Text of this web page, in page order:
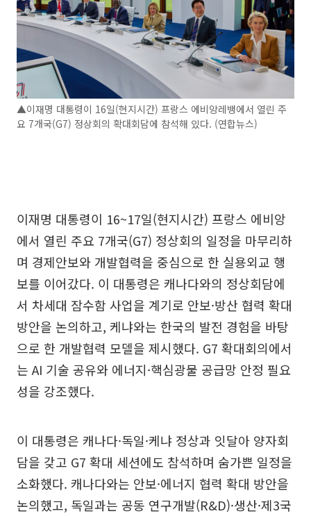
▲이재명 대통령이 16일(현지시간) 프랑스 에비앙레뱅에서 열린 주
요 7개국(G7) 정상회의 확대회담에 참석해 있다. (연합뉴스)
이재명 대통령이 16~17일(현지시간) 프랑스 에비앙
에서 열린 주요 7개국(G7) 정상회의 일정을 마무리하
며 경제안보와 개발협력을 중심으로 한 실용외교 행
보를 이어갔다. 이 대통령은 캐나다와의 정상회담에
서 차세대 잠수함 사업을 계기로 안보·방산 협력 확대
방안을 논의하고, 케냐와는 한국의 발전 경험을 바탕
으로 한 개발협력 모델을 제시했다. G7 확대회의에서
는 AI 기술 공유와 에너지·핵심광물 공급망 안정 필요
성을 강조했다.
이 대통령은 캐나다·독일·케냐 정상과 잇달아 양자회
담을 갖고 G7 확대 세션에도 참석하며 숨가쁜 일정을
소화했다. 캐나다와는 안보·에너지 협력 확대 방안을
논의했고, 독일과는 공동 연구개발(R&D)·생산·제3국